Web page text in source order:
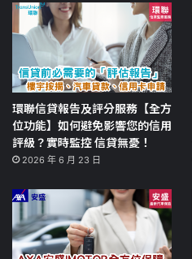
環聯信貸報告及評分服務【全方
位功能】如何避免影響您的信用
評級？實時監控 信貸無憂！
2026 年 6 月 23 日